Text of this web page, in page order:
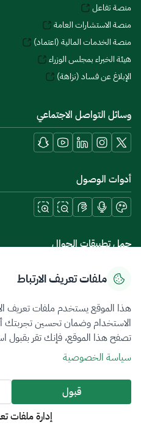
منصة تفاعل
منصة الاستشارات العامة
منصة الخدمات المالية (اعتماد)
هيئة الخبراء بمجلس الوزراء
الإبلاغ عن فساد (نزاهة)
وسائل التواصل الاجتماعي
أدوات الوصول
حمل تطبيقات الجوال
سياسة الخصوصيةشروط الاستخدامخريطة
جميع الحقوق محفوظة 2026 © ZATCA.GOV.SA
تم تطويره وصيانته بواسطة هيئة الزكاة
آخر تحديث للموقع في
ملفات تعريف الارتباط
هذا الموقع يستخدم ملفات تعريف
الاستخدام وضمان تحسين تجربتك
تصفح هذا الموقع، فإنك تقر بقبول
سياسة الخصوصية
قبول
إدارة ملفات